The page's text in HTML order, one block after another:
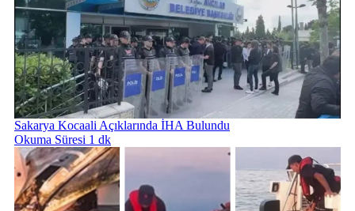
Sakarya Kocaali Açıklarında İHA Bulundu
Okuma Süresi 1 dk